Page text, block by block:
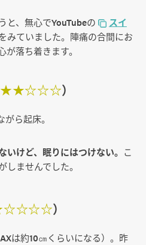
と、無心でYouTubeの
スイ
みていました。陣痛の合間にお
が落ち着きます。
★★☆☆☆）
ら起床。
いけど、眠りにはつけない。 こ
しませんでした。
）
は約10㎝くらいになる）。昨